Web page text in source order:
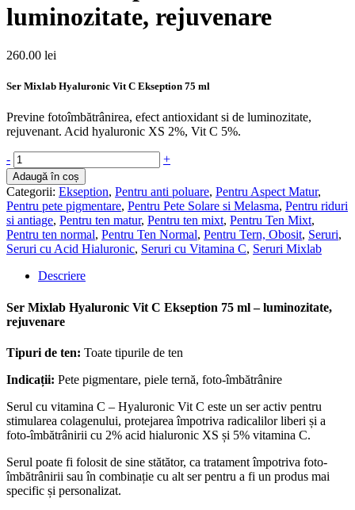
luminozitate, rejuvenare
260.00 lei
Ser Mixlab Hyaluronic Vit C Ekseption 75 ml
Previne fotoîmbătrânirea, efect antioxidant si de luminozitate,
rejuvenant. Acid hyaluronic XS 2%, Vit C 5%.
- Cantitate
E125
Ser
Mixlab
Hyaluronic
VIT
C
Ekseption
luminozitate,
rejuvenare
+
Adaugă în coș
Categorii: Ekseption, Pentru anti poluare, Pentru Aspect Matur,
Pentru pete pigmentare, Pentru Pete Solare si Melasma, Pentru riduri
si antiage, Pentru ten matur, Pentru ten mixt, Pentru Ten Mixt,
Pentru ten normal, Pentru Ten Normal, Pentru Tern, Obosit, Seruri,
Seruri cu Acid Hialuronic, Seruri cu Vitamina C, Seruri Mixlab
Descriere
Ser Mixlab Hyaluronic Vit C Ekseption 75 ml – luminozitate,
rejuvenare
Tipuri de ten: Toate tipurile de ten
Indicații: Pete pigmentare, piele ternă, foto-îmbătrânire
Serul cu vitamina C – Hyaluronic Vit C este un ser activ pentru
stimularea colagenului, protejarea împotriva radicalilor liberi și a
foto-îmbătrânirii cu 2% acid hialuronic XS și 5% vitamina C.
Serul poate fi folosit de sine stătător, ca tratament împotriva foto-
îmbătrânirii sau în combinație cu alt ser pentru a fi un produs mai
specific și personalizat.